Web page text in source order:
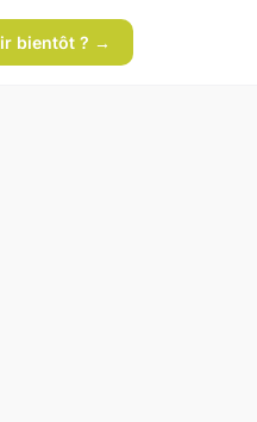
bientôt ? →